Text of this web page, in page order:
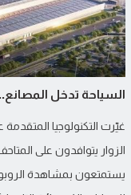
السياحة تدخل
غيّرت التكنولوجيا
الزوار يتوافدون على
يستمتعون بمشاهدة